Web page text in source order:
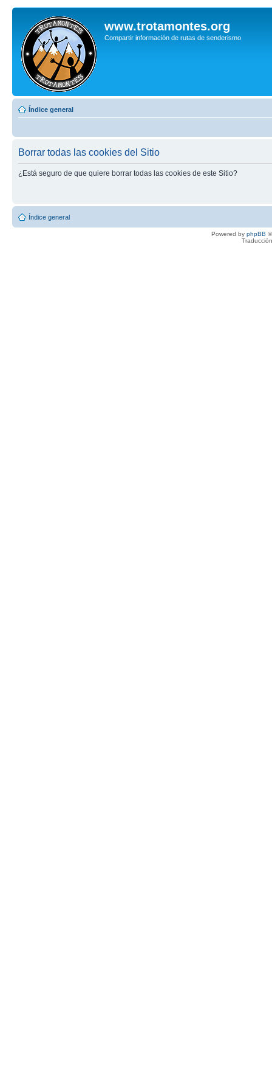
www.trotamontes.org
Compartir información de rutas de senderismo
Índice general
Borrar todas las cookies del Sitio
¿Está seguro de que quiere borrar todas las cookies de este Sitio?
Índice general
Powered by phpBB